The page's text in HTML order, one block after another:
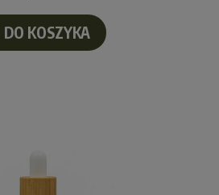
DO KOSZYKA